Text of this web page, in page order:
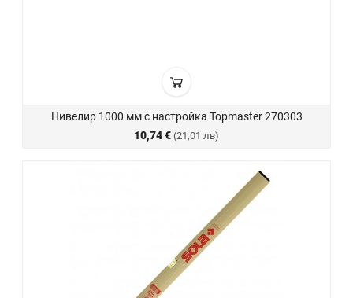
Нивелир 1000 мм с настройка Topmaster 270303
10,74 € (21,01 лв)